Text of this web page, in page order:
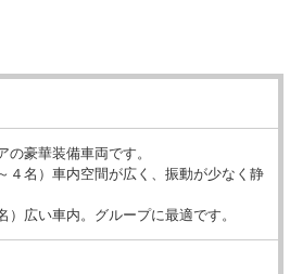
豪華装備車両です。
名）車内空間が広く、振動が少なく静
広い車内。グループに最適です。